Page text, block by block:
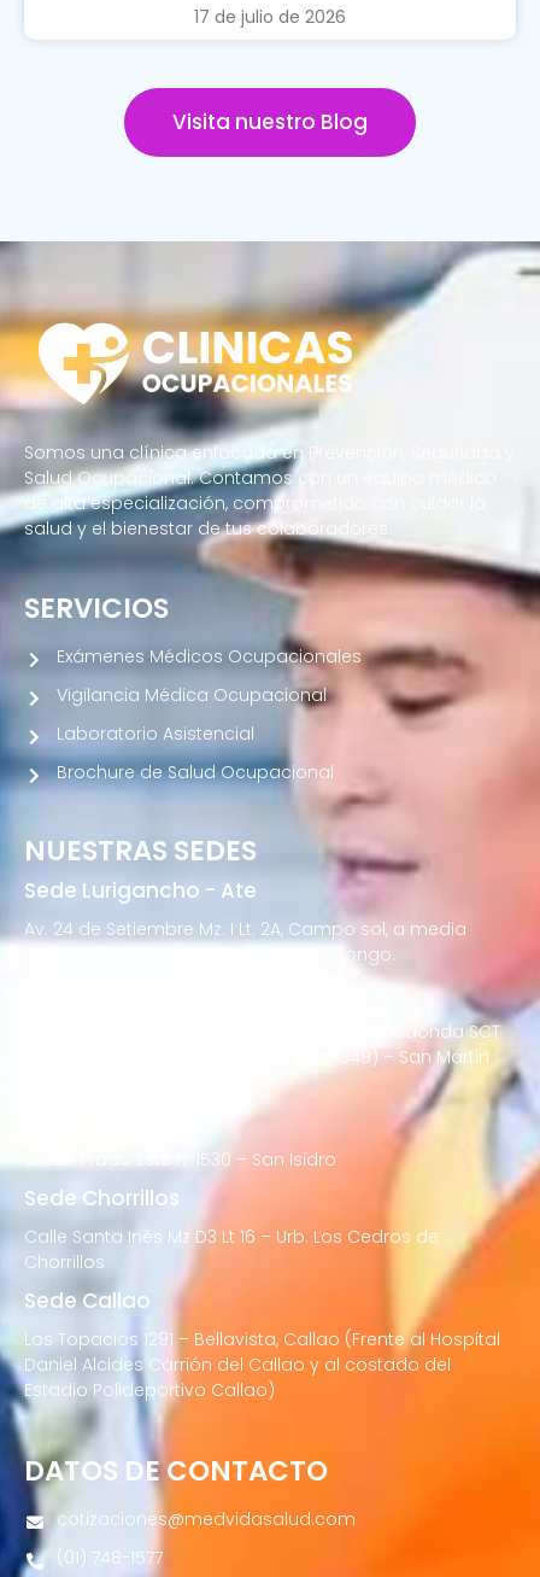
17 de julio de 2026
Visita nuestro Blog
Somos una clínica enfocada en Prevención, Seguridad y
Salud Ocupacional. Contamos con un equipo médico
de alta especialización, comprometido con cuidar la
salud y el bienestar de tus colaboradores.
NUESTRAS SEDES
Sede Lurigancho - Ate
Av. 24 de Setiembre Mz. I Lt. 2A, Campo sol, a media
cuadra del Paradero Cabana, Carapongo.
Av. Francisco Bolognesi Nro. 101 Urb. Mesa Redonda SCT
02 (Esquina con Av. Gerardo Unger 7049) – San Martin
Javier Prado Este N°1530 – San Isidro
Sede Chorrillos
Calle Santa Inés Mz D3 Lt 16 – Urb. Los Cedros de
Chorrillos
Sede Callao
Los Topacios 1291 – Bellavista, Callao (Frente al Hospital
Daniel Alcides Carrión del Callao y al costado del
Estadio Polideportivo Callao)
SERVICIOS
Exámenes Médicos Ocupacionales
Vigilancia Médica Ocupacional
Laboratorio Asistencial
Brochure de Salud Ocupacional
DATOS DE CONTACTO
cotizaciones@medvidasalud.com
(01) 748-1577